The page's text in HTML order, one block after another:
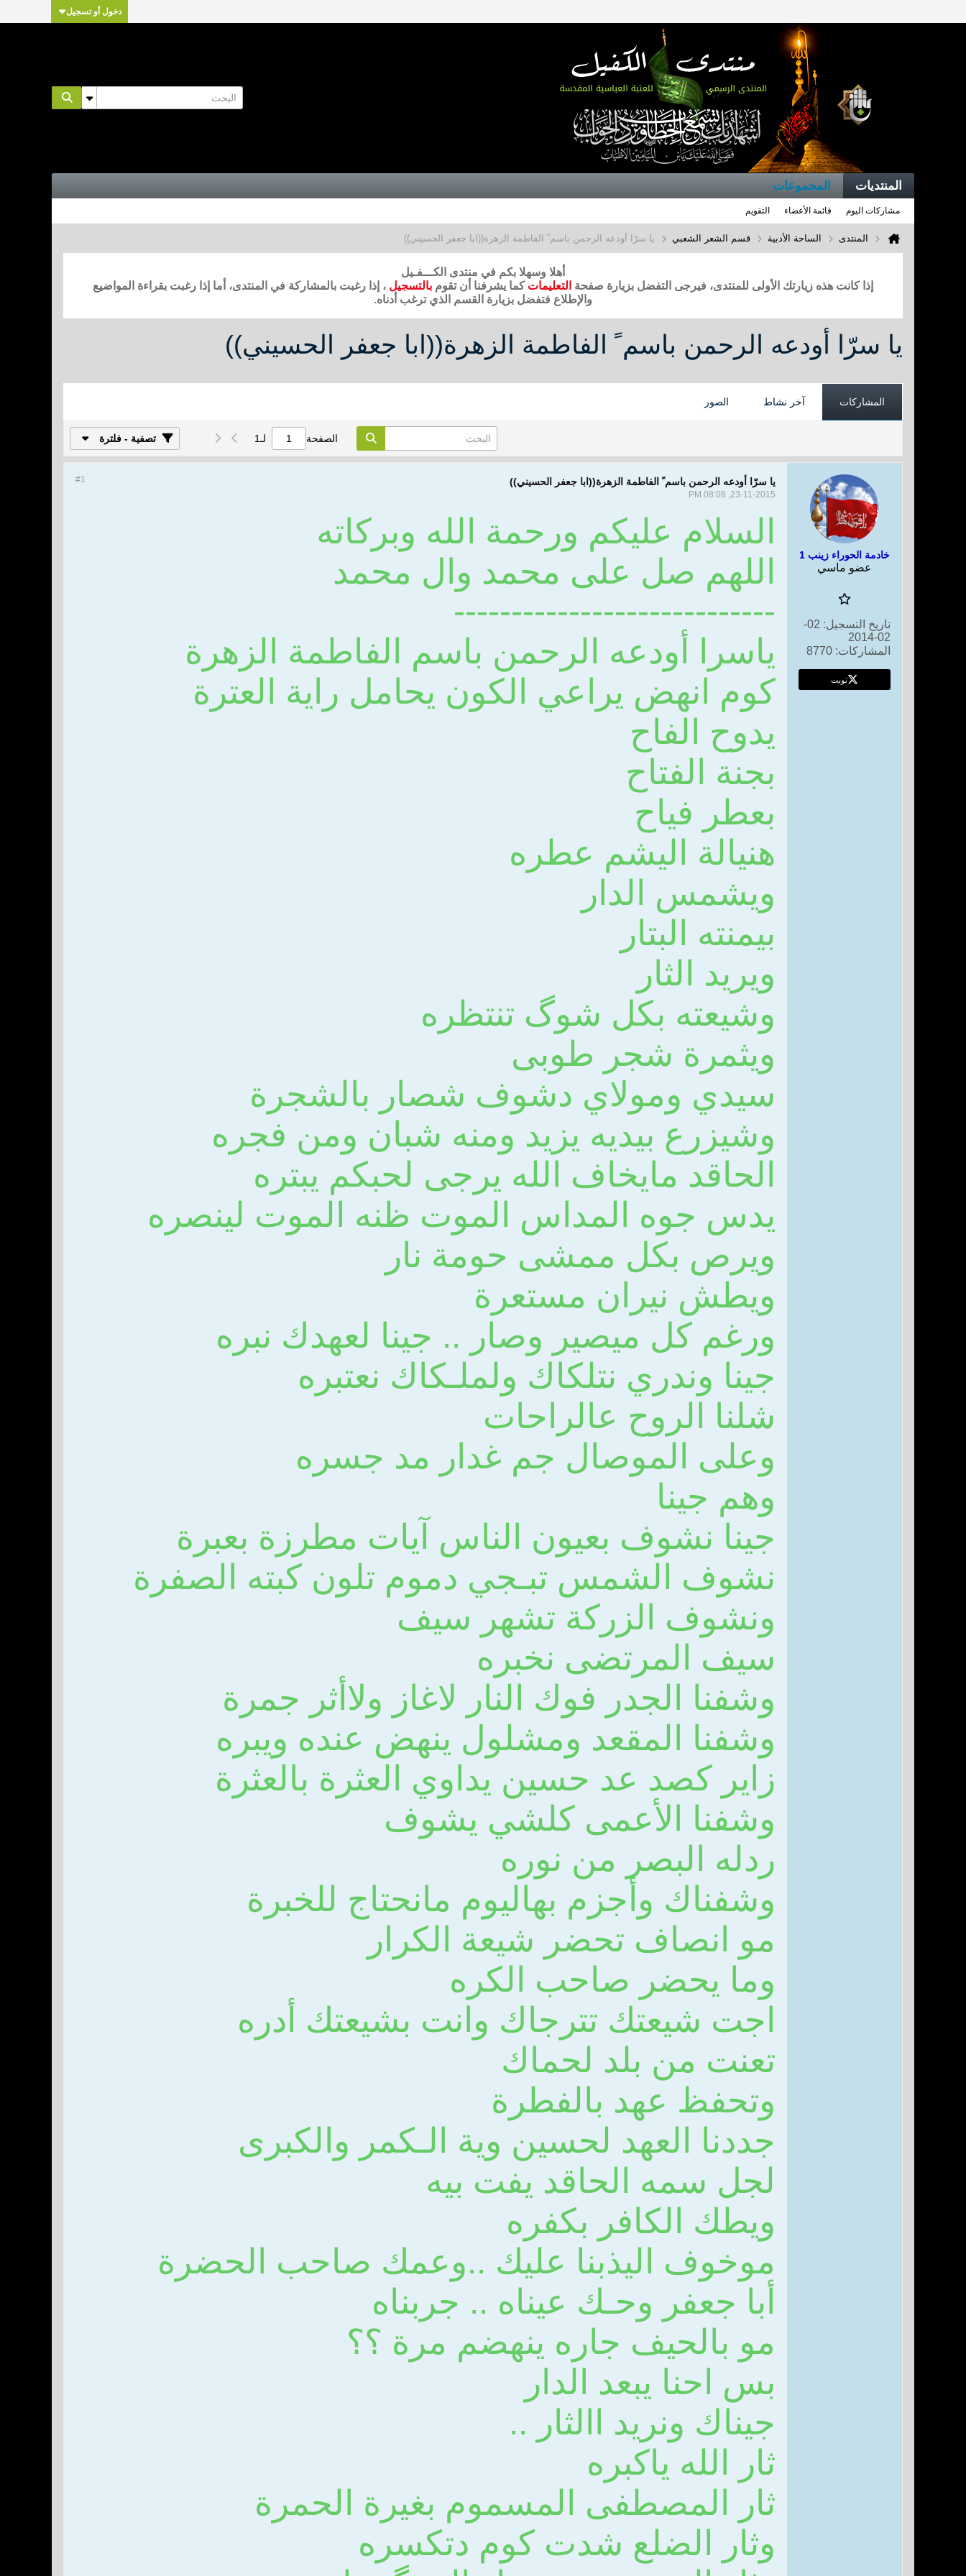
دخول أو تسجيل
المنتديات المجموعات
مشاركات اليوم قائمة الأعضاء التقويم
المنتدى الساحة الأدبية قسم الشعر الشعبي يا سرّا أودعه الرحمن باسم ً الفاطمة الزهرة((ابا جعفر الحسيني))
أهلا وسهلا بكم في منتدى الكـــفـيل
إذا كانت هذه زيارتك الأولى للمنتدى، فيرجى التفضل بزيارة صفحة التعليمات كما يشرفنا أن تقوم بالتسجيل ، إذا رغبت بالمشاركة في المنتدى، أما إذا رغبت بقراءة المواضيع
والإطلاع فتفضل بزيارة القسم الذي ترغب أدناه.
يا سرّا أودعه الرحمن باسم ً الفاطمة الزهرة((ابا جعفر الحسيني))
المشاركات آخر نشاط الصور
الصفحة لـ1 تصفية - فلترة
خادمة الحوراء زينب 1
عضو ماسي
تاريخ التسجيل:
02-
02-2014
المشاركات: 8770
تويت
#1 يا سرّا أودعه الرحمن باسم ً الفاطمة الزهرة((ابا جعفر الحسيني))
23-11-2015, 08:08 PM
السلام عليكم ورحمة الله وبركاته
اللهم صل على محمد وال محمد
----------------------------
ياسرا أودعه الرحمن باسم الفاطمة الزهرة
كوم انهض يراعي الكون يحامل راية العترة
يدوح الفاح
بجنة الفتاح
بعطر فياح
هنيالة اليشم عطره
ويشمس الدار
بيمنته البتار
ويريد الثار
وشيعته بكل شوگ تنتظره
ويثمرة شجر طوبى
سيدي ومولاي دشوف شصار بالشجرة
وشيزرع بيديه يزيد ومنه شبان ومن فجره
الحاقد مايخاف الله يرجى لحبكم يبتره
يدس جوه المداس الموت ظنه الموت لينصره
ويرص بكل ممشى حومة نار
ويطش نيران مستعرة
ورغم كل ميصير وصار .. جينا لعهدك نبره
جينا وندري نتلكاك ولملـكاك نعتبره
شلنا الروح عالراحات
وعلى الموصال جم غدار مد جسره
وهم جينا
جينا نشوف بعيون الناس آيات مطرزة بعبرة
نشوف الشمس تبـجي دموم تلون كبته الصفرة
ونشوف الزركة تشهر سيف
سيف المرتضى نخبره
وشفنا الجدر فوك النار لاغاز ولاأثر جمرة
وشفنا المقعد ومشلول ينهض عنده ويبره
زاير كصد عد حسين يداوي العثرة بالعثرة
وشفنا الأعمى كلشي يشوف
ردله البصر من نوره
وشفناك وأجزم بهاليوم مانحتاج للخبرة
مو انصاف تحضر شيعة الكرار
وما يحضر صاحب الكره
اجت شيعتك تترجاك وانت بشيعتك أدره
تعنت من بلد لحماك
وتحفظ عهد بالفطرة
جددنا العهد لحسين وية الـكمر والكبرى
لجل سمه الحاقد يفت بيه
ويطك الكافر بكفره
موخوف اليذبنا عليك ..وعمك صاحب الحضرة
أبا جعفر وحـك عيناه .. جربناه
مو بالحيف جاره ينهضم مرة ؟؟
بس احنا يبعد الدار
جيناك ونريد االثار ..
ثار الله ياكبره
ثار المصطفى المسموم بغيرة الحمرة
وثار الضلع شدت كوم دتكسره